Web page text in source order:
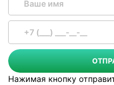
Нажимая кнопку